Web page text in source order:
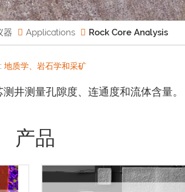
器 Applications Rock Core Analysis
:地质学、岩石学和采矿
井测量孔隙度、连通度和流体含量。
产品